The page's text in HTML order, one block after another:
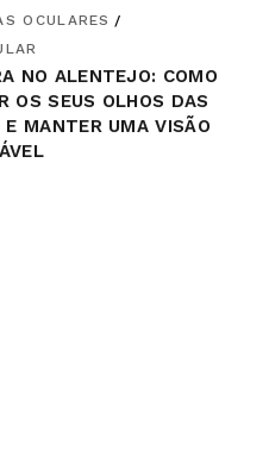
OCULARES
NO ALENTEJO: COMO
OS SEUS OLHOS DAS
E MANTER UMA VISÃO